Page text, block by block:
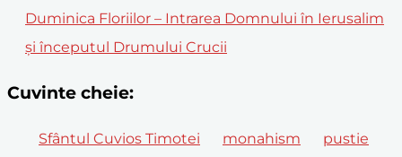
Duminica Floriilor – Intrarea Domnului în Ierusalim
și începutul Drumului Crucii
Cuvinte cheie:
Sfântul Cuvios Timotei monahism pustie